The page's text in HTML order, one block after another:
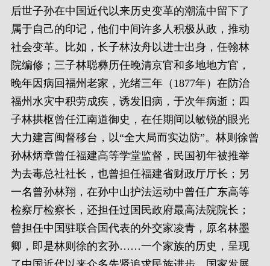
后世子孙在中国近代以来历史变革的潮流中留下了
属于自己的印记，他们中间许多人积极从政，推动
社会变革。比如，长子林汝舟以进士出身，任翰林
院编修；三子林聪彝历任晚清京官和多地地方官，
晚年因病回福州老家，光绪三年（1877年）在防治
福州水灾中积劳成疾，诱发旧病，于次年病逝；四
子林拱枢曾任江南道御史，在任期间以敏锐的眼光
大力建言闽督移台，以“全大局而实边防”。林则徐曾
孙林炳章曾任福建高等学堂监督，民国初年被推举
为去毒总社社长，也曾担任福建省财政厅厅长；另
一名曾孙林翔，在孙中山护法运动中曾任广东高等
检察厅检察长，还担任过国民政府最高法院院长；
曾担任中国驻联合国代表的外交家凌青，原名林墨
卿，即是林则徐的玄孙……一个家族的历史，呈现